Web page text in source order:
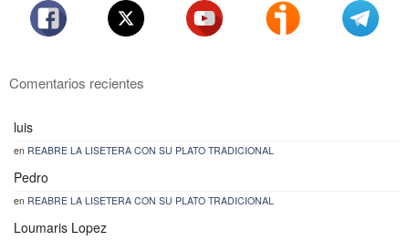
Comentarios recientes
luis
en REABRE LA LISETERA CON SU PLATO TRADICIONAL
Pedro
en REABRE LA LISETERA CON SU PLATO TRADICIONAL
Loumaris Lopez